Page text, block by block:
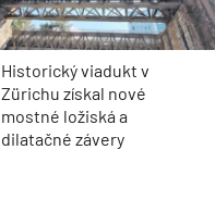
Historický viadukt v
Zürichu získal nové
mostné ložiská a
dilatačné závery